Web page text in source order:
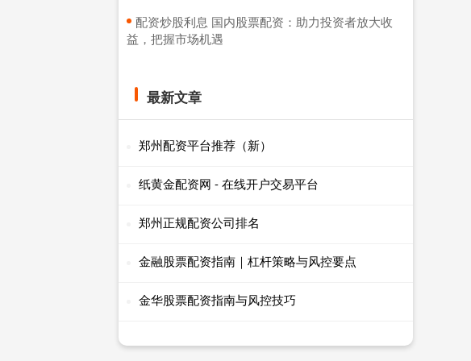
​配资炒股利息 国内股票配资：助力投资者放大收
益，把握市场机遇
最新文章
郑州配资平台推荐（新）
纸黄金配资网 - 在线开户交易平台
郑州正规配资公司排名
金融股票配资指南｜杠杆策略与风控要点
金华股票配资指南与风控技巧